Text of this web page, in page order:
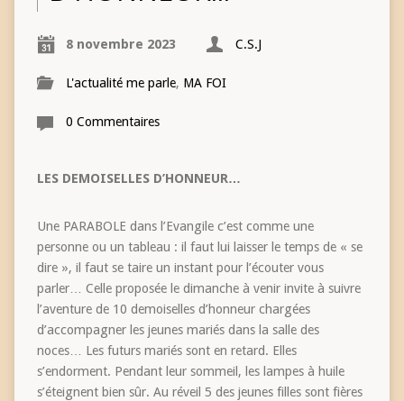
8 novembre 2023 C.S.J
L'actualité me parle, MA FOI
0 Commentaires
LES DEMOISELLES D’HONNEUR…
Une PARABOLE dans l’Evangile c’est comme une
personne ou un tableau : il faut lui laisser le temps de « se
dire », il faut se taire un instant pour l’écouter vous
parler… Celle proposée le dimanche à venir invite à suivre
l’aventure de 10 demoiselles d’honneur chargées
d’accompagner les jeunes mariés dans la salle des
noces… Les futurs mariés sont en retard. Elles
s’endorment. Pendant leur sommeil, les lampes à huile
s’éteignent bien sûr. Au réveil 5 des jeunes filles sont fières